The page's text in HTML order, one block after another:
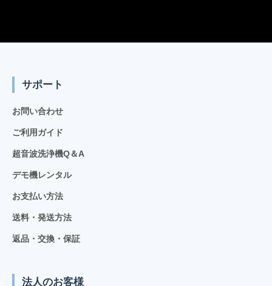
サポート
お問い合わせ
ご利用ガイド
超音波洗浄機Q＆A
デモ機レンタル
お支払い方法
送料・発送方法
返品・交換・保証
法人のお客様